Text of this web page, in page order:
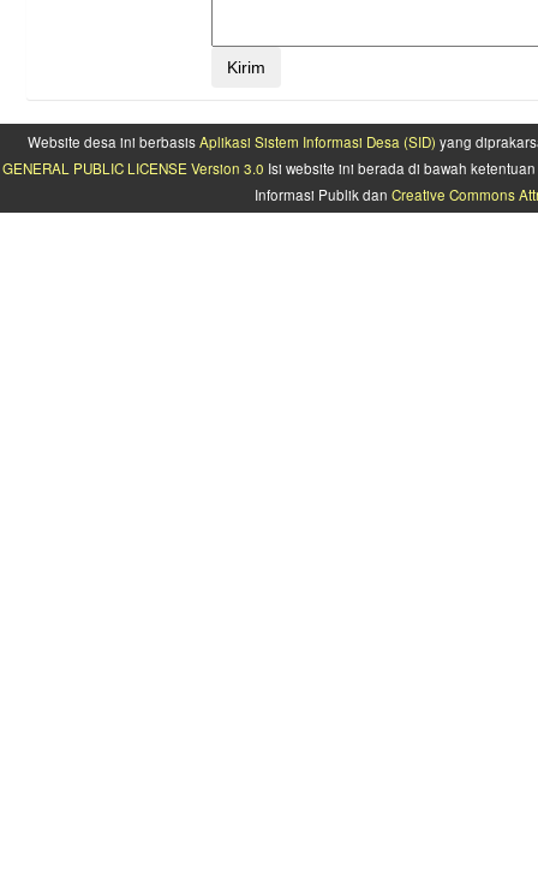
Website desa ini berbasisAplikasi Sistem Informasi Desa (SID) yang
GENERAL PUBLIC LICENSE Version 3.0 Isi website ini berada di bawah
Informasi Publik dan Creative Commons